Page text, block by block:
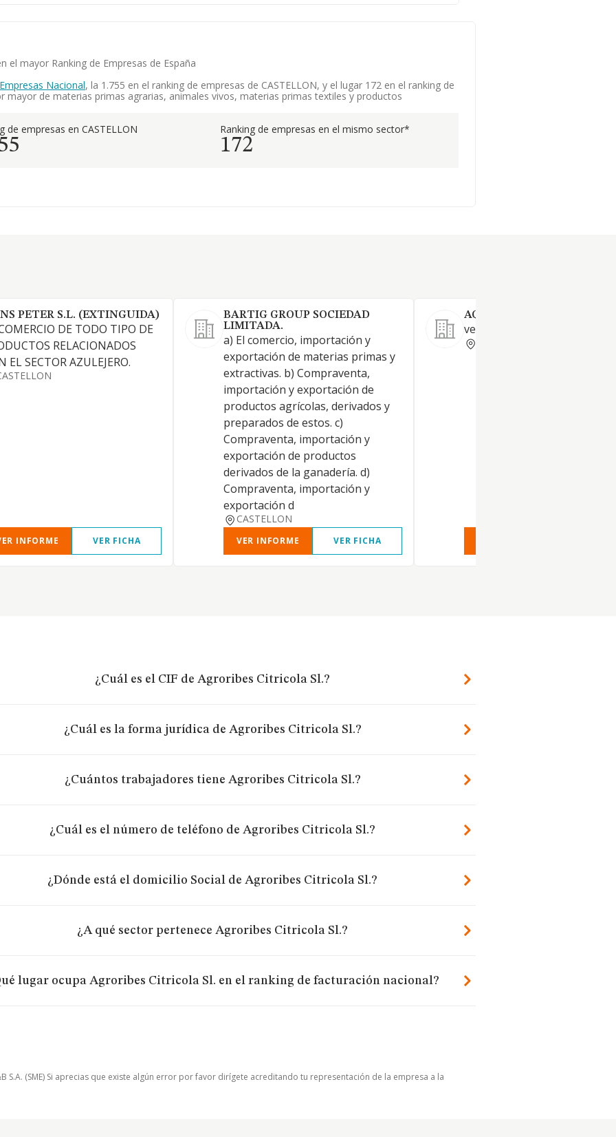
el mayor Ranking de Empresas de España
Nacional, la 1.755 en el ranking de empresas de CASTELLON, y el lugar 172 en el ranking de
de materias primas agrarias, animales vivos, materias primas textiles y productos
de empresas en CASTELLON Ranking de empresas en el mismo sector*
172
PETER S.L. (EXTINGUIDA)
DE TODO TIPO DE
RELACIONADOS
EL SECTOR AZULEJERO.
INFORME VER FICHA
BARTIG GROUP SOCIEDAD
LIMITADA.
a) El comercio, importación y
exportación de materias primas y
extractivas. b) Compraventa,
importación y exportación de
productos agrícolas, derivados y
preparados de estos. c)
Compraventa, importación y
exportación de productos
derivados de la ganadería. d)
Compraventa, importación y
exportación d
CASTELLON
VER INFORME VER FICHA
AQUACCIA C.B.
venta de griferia de diseño
¿Cuál es el CIF de Agroribes Citricola Sl.?
¿Cuál es la forma jurídica de Agroribes Citricola Sl.?
¿Cuántos trabajadores tiene Agroribes Citricola Sl.?
¿Cuál es el número de teléfono de Agroribes Citricola Sl.?
¿Dónde está el domicilio Social de Agroribes Citricola Sl.?
¿A qué sector pertenece Agroribes Citricola Sl.?
lugar ocupa Agroribes Citricola Sl. en el ranking de facturación nacional?
(SME) Si aprecias que existe algún error por favor dirígete acreditando tu representación de la empresa a la